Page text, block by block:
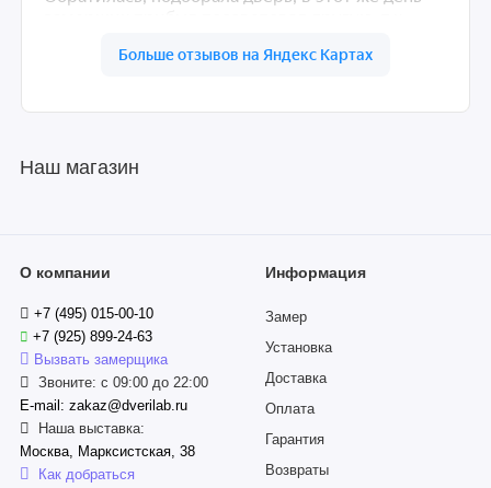
Наш магазин
О компании
+7 (495) 015-00-10
+7 (925) 899-24-63
Вызвать замерщика
Звоните: с 09:00 до 22:00
E-mail: zakaz@dverilab.ru
Наша выставка:
Москва, Марксистская, 38
Как добраться
Информация
Замер
Установка
Доставка
Оплата
Гарантия
Возвраты